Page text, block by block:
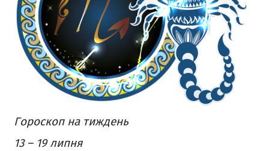
Гороскоп на тиждень
13 – 19 липня